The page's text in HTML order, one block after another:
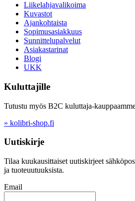
Liikelahjavalikoima
Kuvastot
Ajankohtaista
Sopimusasiakkuus
Sunnittelupalvelut
Asiakastarinat
Blogi
UKK
Kuluttajille
Tutustu myös B2C kuluttaja-
» kolibri-shop.fi
Uutiskirje
Tilaa kuukausittaiset uutiskirjeet
ja tuoteuutuuksista.
Email